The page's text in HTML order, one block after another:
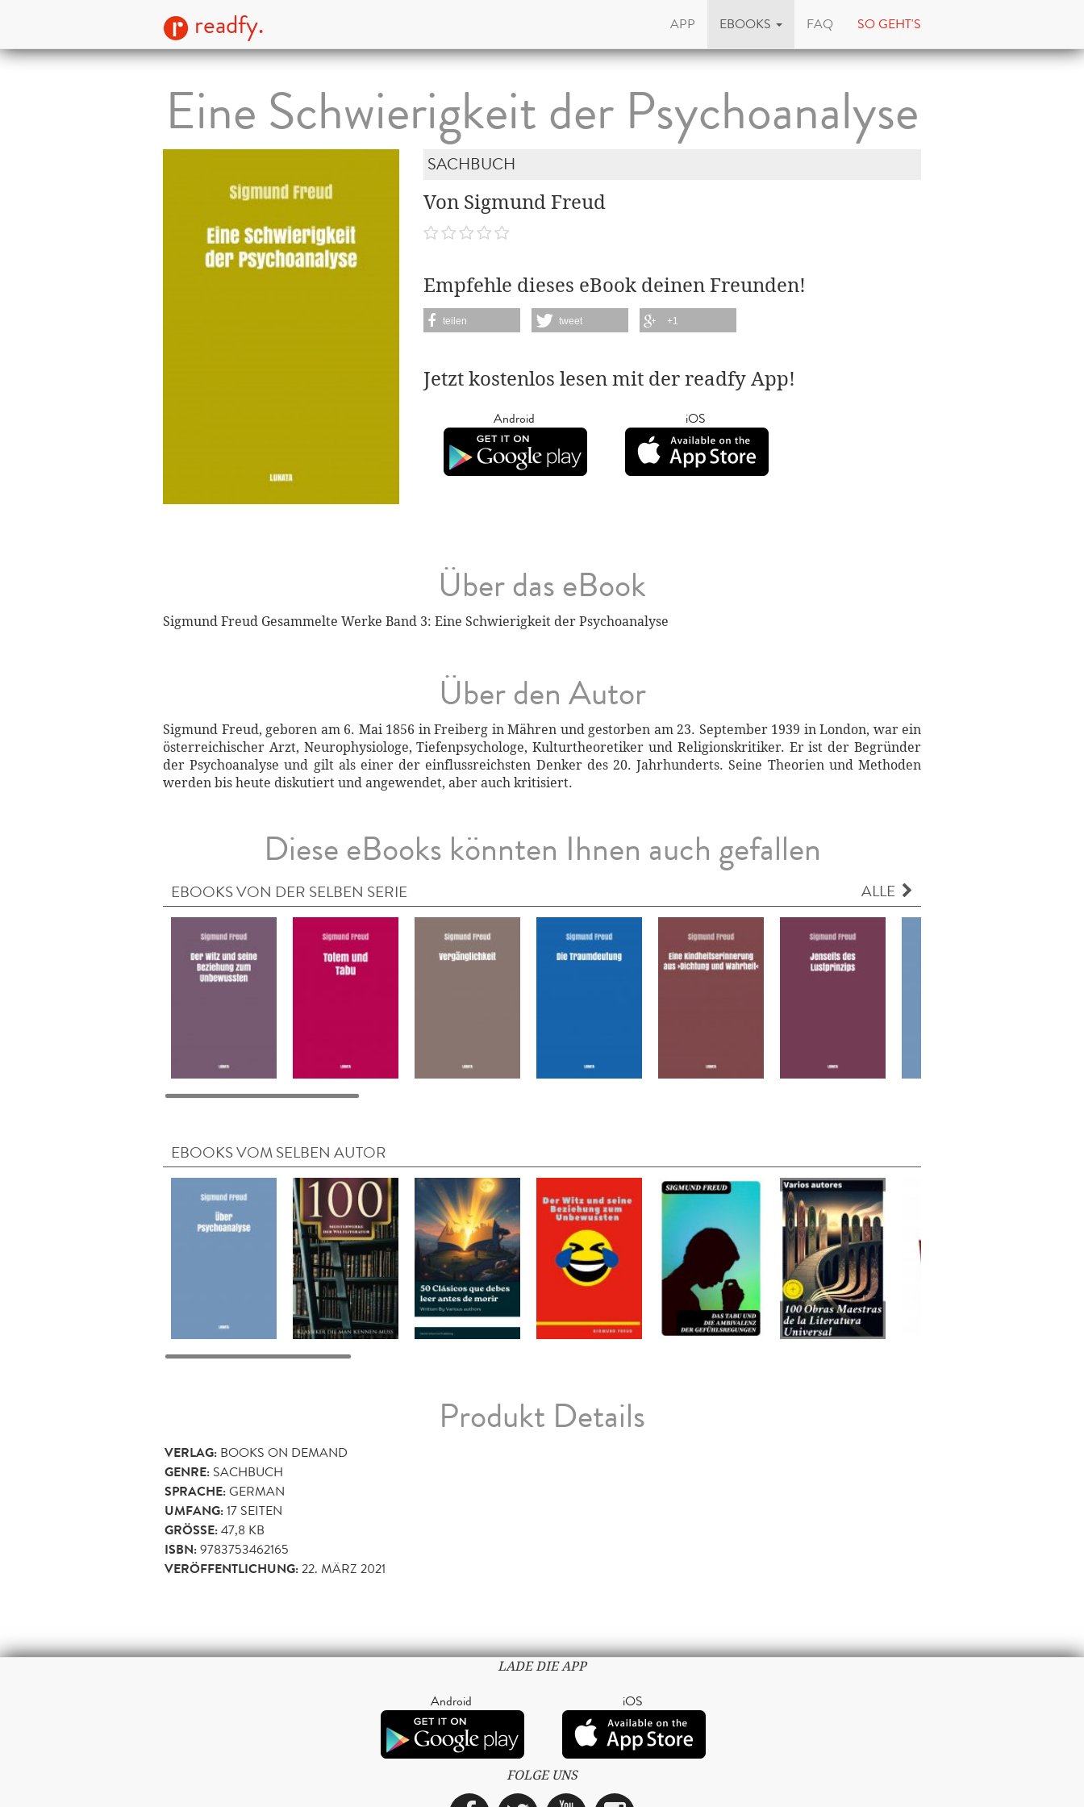
readfy. APP EBOOKS FAQ SO GEHT'S
Eine Schwierigkeit der Psychoanalyse
SACHBUCH
Von Sigmund Freud
Empfehle dieses eBook deinen Freunden!
teilen tweet +1
Jetzt kostenlos lesen mit der readfy App!
Android iOS
Über das eBook
Sigmund Freud Gesammelte Werke Band 3: Eine Schwierigkeit der Psychoanalyse
Über den Autor
Sigmund Freud, geboren am 6. Mai 1856 in Freiberg in Mähren und gestorben am 23. September 1939 in London, war ein
österreichischer Arzt, Neurophysiologe, Tiefenpsychologe, Kulturtheoretiker und Religionskritiker. Er ist der Begründer
der Psychoanalyse und gilt als einer der einflussreichsten Denker des 20. Jahrhunderts. Seine Theorien und Methoden
werden bis heute diskutiert und angewendet, aber auch kritisiert.
Diese eBooks könnten Ihnen auch gefallen
EBOOKS VON DER SELBEN SERIE ALLE
EBOOKS VOM SELBEN AUTOR
Produkt Details
VERLAG: BOOKS ON DEMAND
GENRE: SACHBUCH
SPRACHE:GERMAN
UMFANG:17 SEITEN
GRÖSSE: 47,8 KB
ISBN:9783753462165
VERÖFFENTLICHUNG:22. MÄRZ 2021
LADE DIE APP
Android iOS
FOLGE UNS